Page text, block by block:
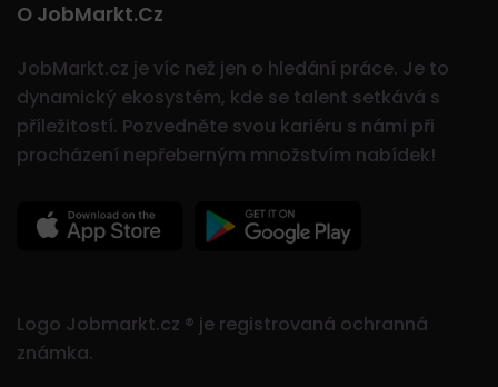
O JobMarkt.cz
JobMarkt.cz je víc než jen o hledání práce. Je to
dynamický ekosystém, kde se talent setkává s
příležitostí. Pozvedněte svou kariéru s námi při
procházení nepřeberným množstvím nabídek!
Logo Jobmarkt.cz ® je registrovaná ochranná
známka.